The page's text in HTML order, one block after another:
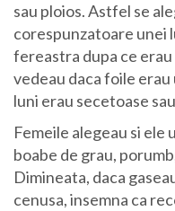
sau ploios. Astfel se
corespunzatoare unei
fereastra dupa ce
vedeau daca foile
luni erau secetoase
Femeile alegeau si ele
boabe de grau,
Dimineata, daca
cenusa, insemna ca